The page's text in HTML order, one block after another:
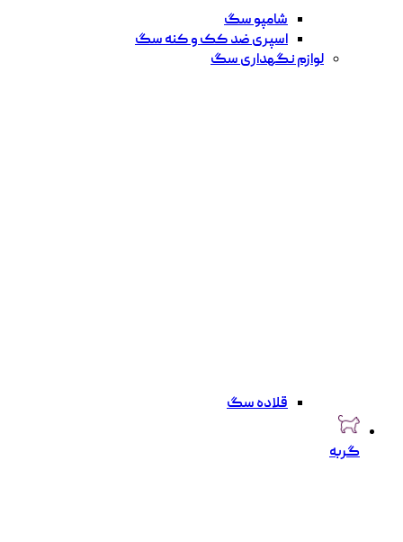
شامپو سگ
اسپری ضد کک و کنه سگ
لوازم نگهداری سگ
قلاده سگ
گربه